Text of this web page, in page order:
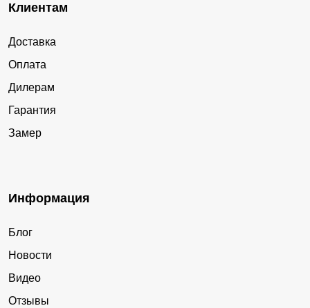
Клиентам
Доставка
Оплата
Дилерам
Гарантия
Замер
Информация
Блог
Новости
Видео
Отзывы